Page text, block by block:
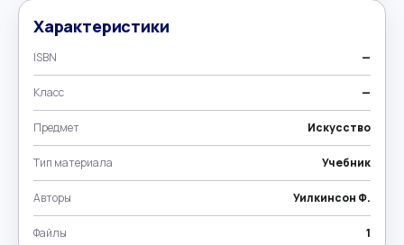
Характеристики
ISBN —
Класс —
Предмет Искусство
Тип материала Учебник
Авторы Уилкинсон Ф.
Файлы 1